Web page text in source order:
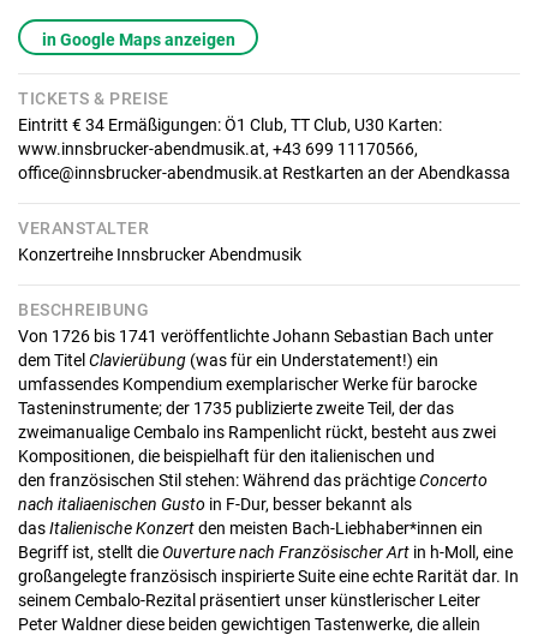
in Google Maps anzeigen
TICKETS & PREISE
Eintritt € 34 Ermäßigungen: Ö1 Club, TT Club, U30 Karten:
www.innsbrucker-abendmusik.at, +43 699 11170566,
office@innsbrucker-abendmusik.at Restkarten an der Abendkassa
VERANSTALTER
Konzertreihe Innsbrucker Abendmusik
BESCHREIBUNG
Von 1726 bis 1741 veröffentlichte Johann Sebastian Bach unter
dem Titel Clavierübung (was für ein Understatement!) ein
umfassendes Kompendium exemplarischer Werke für barocke
Tasteninstrumente; der 1735 publizierte zweite Teil, der das
zweimanualige Cembalo ins Rampenlicht rückt, besteht aus zwei
Kompositionen, die beispielhaft für den italienischen und
den französischen Stil stehen: Während das prächtigeConcerto
nach italiaenischen Gusto in F-Dur, besser bekannt als
dasItalienische Konzertden meisten Bach-Liebhaber*innen ein
Begriff ist, stellt dieOuverturenach Französischer Art in h-Moll, eine
großangelegte französisch inspirierte Suite eine echte Rarität dar. In
seinem Cembalo-Rezital präsentiert unser künstlerischer Leiter
Peter Waldner diese beiden gewichtigen Tastenwerke, die allein